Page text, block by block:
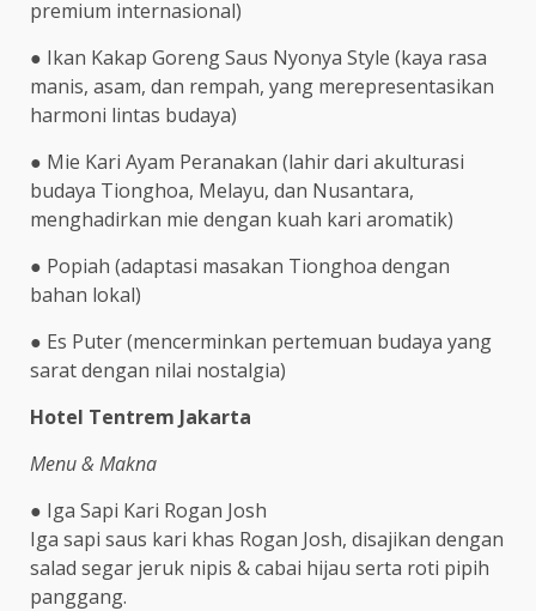
premium internasional)
● Ikan Kakap Goreng Saus Nyonya Style (kaya rasa
manis, asam, dan rempah, yang merepresentasikan
harmoni lintas budaya)
● Mie Kari Ayam Peranakan (lahir dari akulturasi
budaya Tionghoa, Melayu, dan Nusantara,
menghadirkan mie dengan kuah kari aromatik)
● Popiah (adaptasi masakan Tionghoa dengan
bahan lokal)
● Es Puter (mencerminkan pertemuan budaya yang
sarat dengan nilai nostalgia)
Hotel Tentrem Jakarta
Menu & Makna
● Iga Sapi Kari Rogan Josh
Iga sapi saus kari khas Rogan Josh, disajikan dengan
salad segar jeruk nipis & cabai hijau serta roti pipih
panggang.